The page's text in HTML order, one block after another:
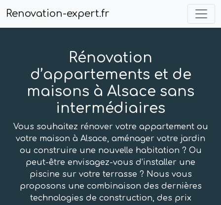
Renovation-expert.fr
Rénovation
d’appartements et de
maisons à Alsace sans
intermédiaires
Vous souhaitez rénover votre appartement ou
votre maison à Alsace, aménager votre jardin
ou construire une nouvelle habitation ? Ou
peut-être envisagez-vous d’installer une
piscine sur votre terrasse ? Nous vous
proposons une combinaison des dernières
technologies de construction, des prix